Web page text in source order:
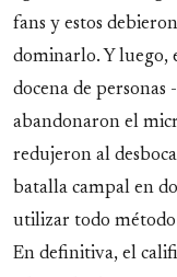
fans y estos
dominarlo. Y luego,
docena de
abandonaron el
redujeron al
batalla campal en
utilizar todo método
En definitiva, el